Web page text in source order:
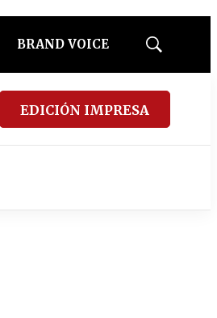
BRAND VOICE
Mostrar
EDICIÓN IMPRESA